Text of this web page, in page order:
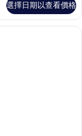
選擇日期以查看價格
| 客房內保險箱、免費